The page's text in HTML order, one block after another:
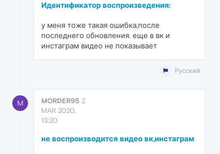
Идентификатор воспроизведения:
у меня тоже такая ошибка,после
последнего обновления. еще в вк и
инстаграм видео не показывает
Русский
M MORDER95 2
MAR 2020,
13:20
не воспроизводится видео вк,инстаграм